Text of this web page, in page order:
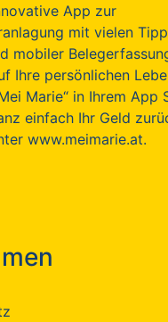
App zur
mit vielen
mobiler
Ihre persönlichen
Marie“ in Ihrem App
einfach Ihr Geld
www.meimarie.at.